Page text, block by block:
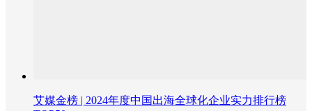
艾媒金榜 | 2024年度中国出海全球化企业实力排行榜